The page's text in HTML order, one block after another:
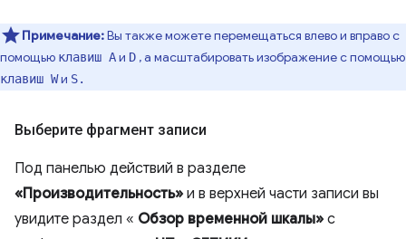
Примечание:Вы также можете перемещаться влево и вправо с
помощью клавиш Aи D , а масштабировать изображение с помощью
клавиш Wи S.
Выберите фрагмент записи
Под панелью действий в разделе
«Производительность» и в верхней части записи вы
увидите раздел « Обзор временной шкалы» с